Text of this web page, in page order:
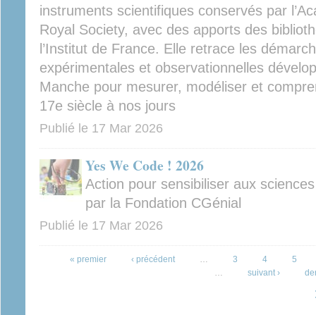
instruments scientifiques conservés par
Royal Society, avec des apports des
l’Institut de France. Elle retrace les
expérimentales et observationnelles
Manche pour mesurer, modéliser et
17e siècle à nos jours
Publié le 17 Mar 2026
Yes We Code ! 2026
Action pour sensibiliser aux
par la Fondation CGénial
Publié le 17 Mar 2026
« premier ‹ précédent … 3 4
5
…
suivant ›